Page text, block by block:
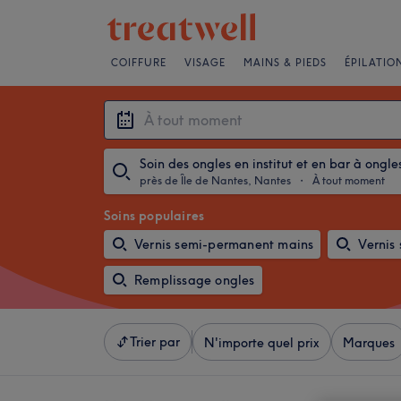
COIFFURE VISAGE MAINS & PIEDS ÉPILATION
Soin des ongles en institut et en bar à
près de Île de Nantes, Nantes ・ À tout moment
Soins populaires
Vernis semi-permanent mains
Vernis
Remplissage ongles
Trier par N'importe quel prix Marques